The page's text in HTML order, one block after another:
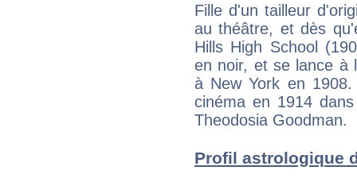
Fille d'un tailleur
au théâtre, et dès
Hills High School
en noir, et se lance à
à New York en
cinéma en 1914
Theodosia Goodman.
Profil astrologique